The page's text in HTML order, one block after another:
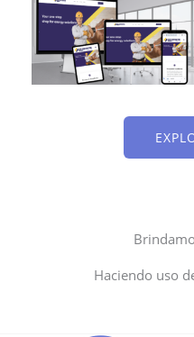
Haciendo uso